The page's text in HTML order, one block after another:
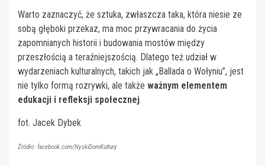
Warto zaznaczyć, że sztuka, zwłaszcza taka, która niesie ze
sobą głęboki przekaz, ma moc przywracania do życia
zapomnianych historii i budowania mostów między
przeszłością a teraźniejszością. Dlatego też udział w
wydarzeniach kulturalnych, takich jak „Ballada o Wołyniu”, jest
nie tylko formą rozrywki, ale także ważnym elementem
edukacji i refleksji społecznej.
fot. Jacek Dybek
Źródło: facebook.com/NyskiDomKultury